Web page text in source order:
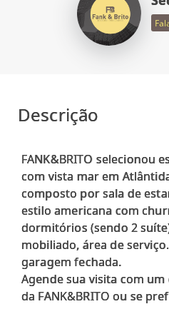
Descrição
FANK&BRITO selecionou
com vista mar em
composto por sala de
estilo americana com
dormitórios (sendo 2
mobiliado, área de
garagem fechada.
Agende sua visita com
da FANK&BRITO ou se